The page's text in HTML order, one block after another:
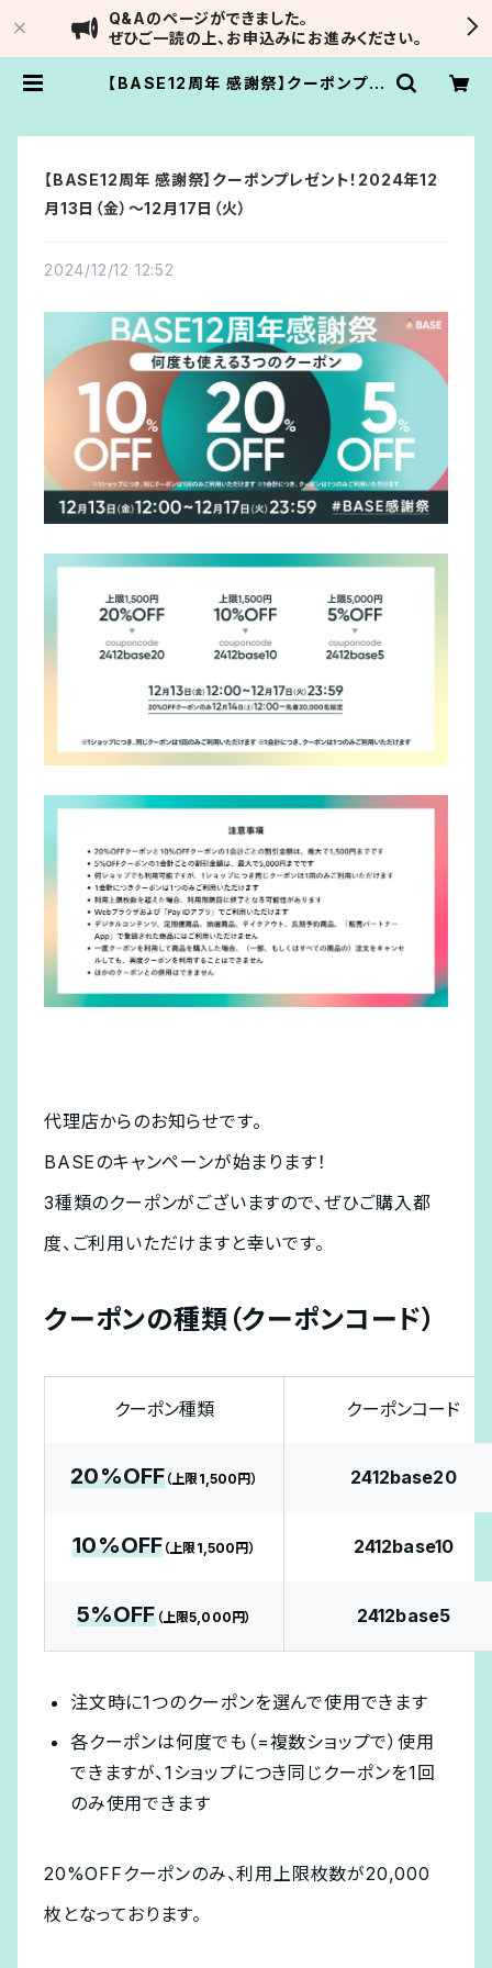
Q&Aのページができました。
ぜひご一読の上、お申込みにお進みください。
【BASE12周年 感謝祭】クーポンプレ
by IVARNA
【BASE12周年 感謝祭】クーポンプレゼント！2024年12
月13日（金）～12月17日（火）
2024/12/12 12:52
代理店からのお知らせです。
BASEのキャンペーンが始まります！
3種類のクーポンがございますので、ぜひご購入都
度、ご利用いただけますと幸いです。
クーポンの種類（クーポンコード）
クーポン種類 クーポンコード
20%OFF （上限1,500円） 2412base20
10%OFF （上限1,500円） 2412base10
5%OFF（上限5,000円） 2412base5
注文時に1つのクーポンを選んで使用できます
各クーポンは何度でも（=複数ショップで）使用
できますが、1ショップにつき同じクーポンを1回
のみ使用できます
20%OFFクーポンのみ、利用上限枚数が20,000
枚となっております。